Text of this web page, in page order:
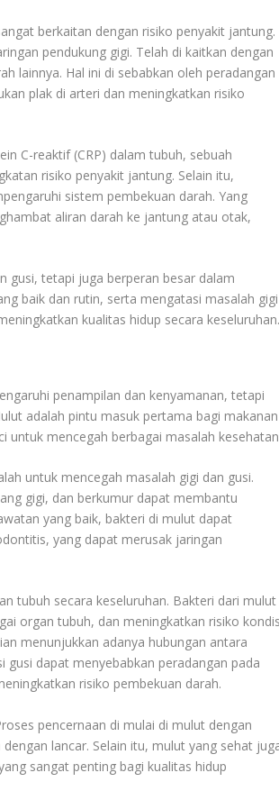
berkaitan dengan risiko penyakit jantung.
pendukung gigi. Telah di kaitkan dengan
lainnya. Hal ini di sebabkan oleh peradangan
plak di arteri dan meningkatkan risiko
C-reaktif (CRP) dalam tubuh, sebuah
risiko penyakit jantung. Selain itu,
sistem pembekuan darah. Yang
aliran darah ke jantung atau otak,
gusi, tetapi juga berperan besar dalam
baik dan rutin, serta mengatasi masalah gigi
kualitas hidup secara
penampilan dan kenyamanan, tetapi
adalah pintu masuk pertama bagi makanan
untuk mencegah berbagai masalah
untuk mencegah masalah gigi dan gusi.
gigi, dan berkumur dapat membantu
yang baik, bakteri di mulut dapat
yang dapat merusak jaringan
tubuh secara keseluruhan. Bakteri dari mulut
organ tubuh, dan meningkatkan risiko
menunjukkan adanya hubungan antara
dapat menyebabkan peradangan pada
risiko pembekuan darah.
pencernaan di mulai di mulut dengan
lancar. Selain itu, mulut yang sehat
sangat penting bagi kualitas hidup